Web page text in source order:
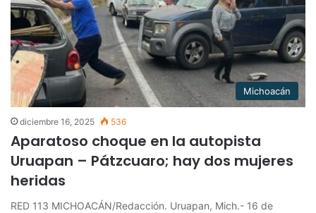
Michoacán
diciembre 16, 2025 536
Aparatoso choque en la autopista
Uruapan – Pátzcuaro; hay dos mujeres
heridas
RED 113 MICHOACÁN/Redacción. Uruapan, Mich.- 16 de